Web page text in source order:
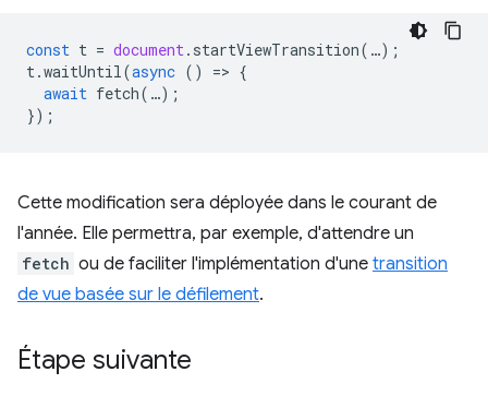
const t = document. startViewTransition( …);
t.waitUntil(async () => {
await fetch( …);
});
Cette modification sera déployée dans le courant de
l'année. Elle permettra, par exemple, d'attendre un
fetch ou de faciliter l'implémentation d'une transition
de vue basée sur le défilement.
Étape suivante